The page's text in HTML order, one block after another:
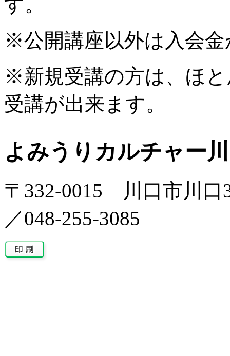
※公開講座以外は入会
※新規受講の方は、ほ
受講が出来ます。
よみうりカルチャー
〒332-0015 川口市川口
／048-255-3085